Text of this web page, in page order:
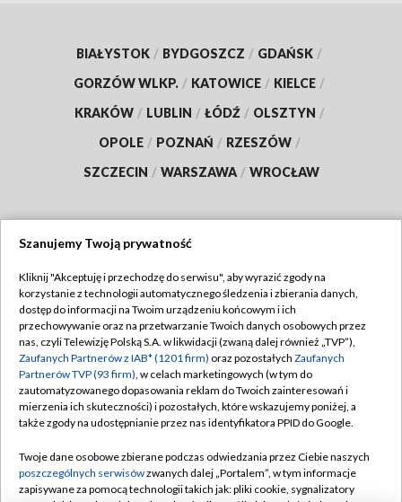
BIAŁYSTOK / BYDGOSZCZ / GDAŃSK /
GORZÓW WLKP. / KATOWICE / KIELCE /
KRAKÓW / LUBLIN / ŁÓDŹ / OLSZTYN /
OPOLE / POZNAŃ / RZESZÓW /
SZCZECIN / WARSZAWA / WROCŁAW
TVP
Abonament TVP
Emisja w TVP
Centrum informacji TVP
Naziemna Telewizja Cyfrowa
Rada Programowa
Regulamin TVP
Polityka prywatności
Moje zgody
Pomoc
Kontakt
Szanujemy Twoją prywatność
Kliknij "Akceptuję i przechodzę do serwisu", aby wyrazić zgody na
korzystanie z technologii automatycznego śledzenia i zbierania danych,
dostęp do informacji na Twoim urządzeniu końcowym i ich
przechowywanie oraz na przetwarzanie Twoich danych osobowych przez
nas, czyli Telewizję Polską S.A. w likwidacji (zwaną dalej również „TVP”),
Zaufanych Partnerów z IAB* (1201 firm) oraz pozostałych Zaufanych
Partnerów TVP (93 firm), w celach marketingowych (w tym do
zautomatyzowanego dopasowania reklam do Twoich zainteresowań i
mierzenia ich skuteczności) i pozostałych, które wskazujemy poniżej, a
także zgody na udostępnianie przez nas identyfikatora PPID do Google.
Twoje dane osobowe zbierane podczas odwiedzania przez Ciebie naszych
poszczególnych serwisówzwanych dalej „Portalem”, w tym informacje
zapisywane za pomocą technologii takich jak: pliki cookie, sygnalizatory